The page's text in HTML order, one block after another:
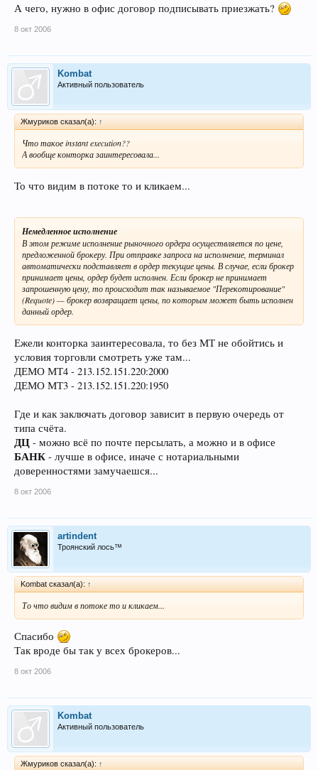
А чего, нужно в офис договор подписывать приезжать?
8 окт 2006
Kombat
Активный пользователь
Жмуриков сказал(а): ↑
Что такое instant execution??
А вообще конторка заинтересовала...
То что видим в потоке то и кликаем...
Немедленное исполнение
В этом режиме исполнение рыночного ордера осуществляется по цене,
предложенной брокеру. При отправке запроса на исполнение, терминал
автоматически подставляет в ордер текущие цены. В случае, если брокер
принимает цены, ордер будет исполнен. Если брокер не принимает
запрошенную цену, то происходит так называемое "Перекотирование"
(Requote) — брокер возвращает цены, по которым может быть исполнен
данный ордер.
Ежели конторка заинтересовала, то без МТ не обойтись и
условия торговли смотреть уже там...
ДЕМО МТ4 - 213.152.151.220:2000
ДЕМО МТ3 - 213.152.151.220:1950
Где и как заключать договор зависит в первую очередь от
типа счёта.
ДЦ - можно всё по почте персылать, а можно и в офисе
БАНК - лучше в офисе, иначе с нотариальными
доверенностями замучаешся...
8 окт 2006
artindent
Троянский лось™
Kombat сказал(а): ↑
То что видим в потоке то и кликаем...
Спасибо
Так вроде бы так у всех брокеров...
8 окт 2006
Kombat
Активный пользователь
Жмуриков сказал(а): ↑